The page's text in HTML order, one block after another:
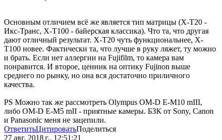
Основным отличием всё же является тип матрицы (X-T20 -
Икс-Транс, X-T100 - байерская классика). Что та, что другая
дают отличный результат. X-T20 чуть функциональнее, X-
T100 новее. Фактически та, что лучше в руку ляжет, ту можно
и брать. Если нет аллергии на Fujifilm, то камера вам
понравится. И второе, ценник на оптику Fujinon выше
среднего по рынку, но она вся достаточно приличного
качества.
PS Можно так же рассмотреть Olympus OM-D E-M10 mIII,
либо OM-D E-M5 mII - приятные камеры. БЗК от Sony, Canon
и Panasonic меня не зацепили.
ОтветитьЦитироватьПоделиться
27 авг. 2018 г., 12:51:21